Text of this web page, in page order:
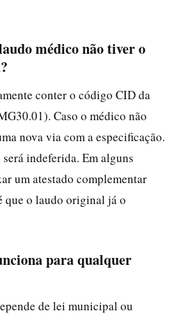
médico não tiver o
conter o código CID da
Caso o médico não
nova via com a especificação.
indeferida. Em alguns
um atestado complementar
que o laudo original já o
para qualquer
de lei municipal ou